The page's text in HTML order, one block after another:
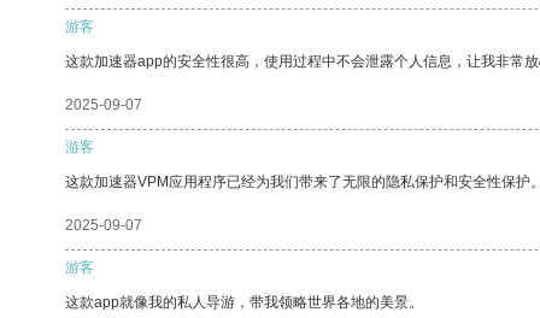
游客
这款加速器app的安全性很高，使用过程中不会泄露个人信息，让我非常
2025-09-07
游客
这款加速器VPM应用程序已经为我们带来了无限的隐私保护和安全性保护
2025-09-07
游客
这款app就像我的私人导游，带我领略世界各地的美景。